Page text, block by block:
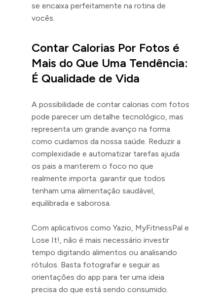
se encaixa perfeitamente na rotina de
vocês.
Contar Calorias Por Fotos é
Mais do Que Uma Tendência:
É Qualidade de Vida
A possibilidade de contar calorias com fotos
pode parecer um detalhe tecnológico, mas
representa um grande avanço na forma
como cuidamos da nossa saúde. Reduzir a
complexidade e automatizar tarefas ajuda
os pais a manterem o foco no que
realmente importa: garantir que todos
tenham uma alimentação saudável,
equilibrada e saborosa.
Com aplicativos como Yazio, MyFitnessPal e
Lose It!, não é mais necessário investir
tempo digitando alimentos ou analisando
rótulos. Basta fotografar e seguir as
orientações do app para ter uma ideia
precisa do que está sendo consumido.